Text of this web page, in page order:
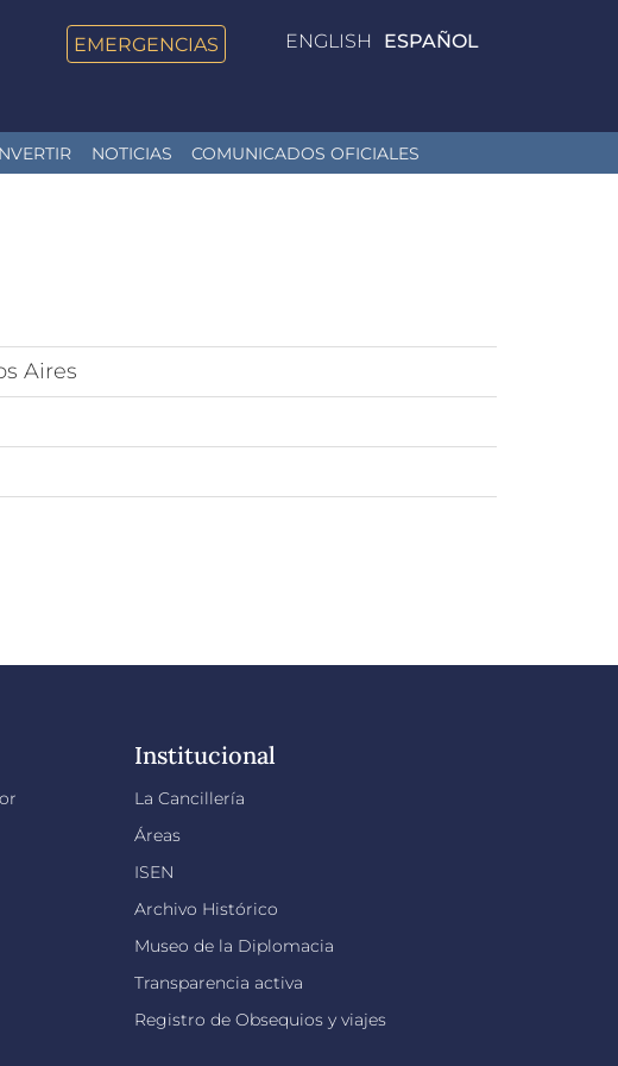
ENGLISH ESPAÑOL
EMERGENCIAS
NOTICIAS COMUNICADOS OFICIALES
Aires
Institucional
La Cancillería
Áreas
ISEN
Archivo Histórico
Museo de la Diplomacia
Transparencia activa
Registro de Obsequios y viajes